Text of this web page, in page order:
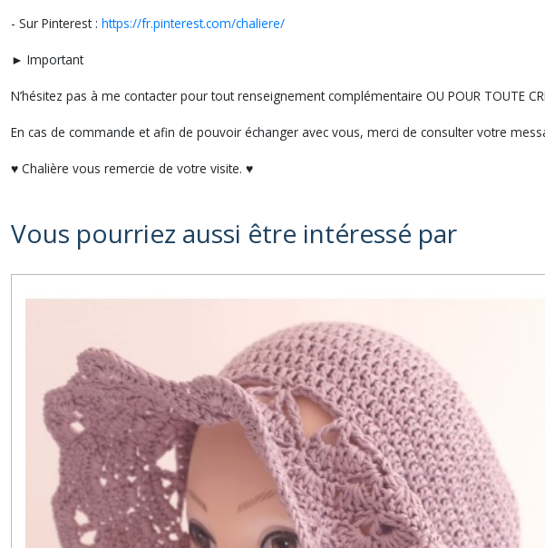
- Sur Pinterest : https://fr.pinterest.com/chaliere/
► Important
N’hésitez pas à me contacter pour tout renseignement complémentaire OU POUR TOUTE
En cas de commande et afin de pouvoir échanger avec vous, merci de consulter votre
♥ Chalière vous remercie de votre visite. ♥
Vous pourriez aussi être intéressé par